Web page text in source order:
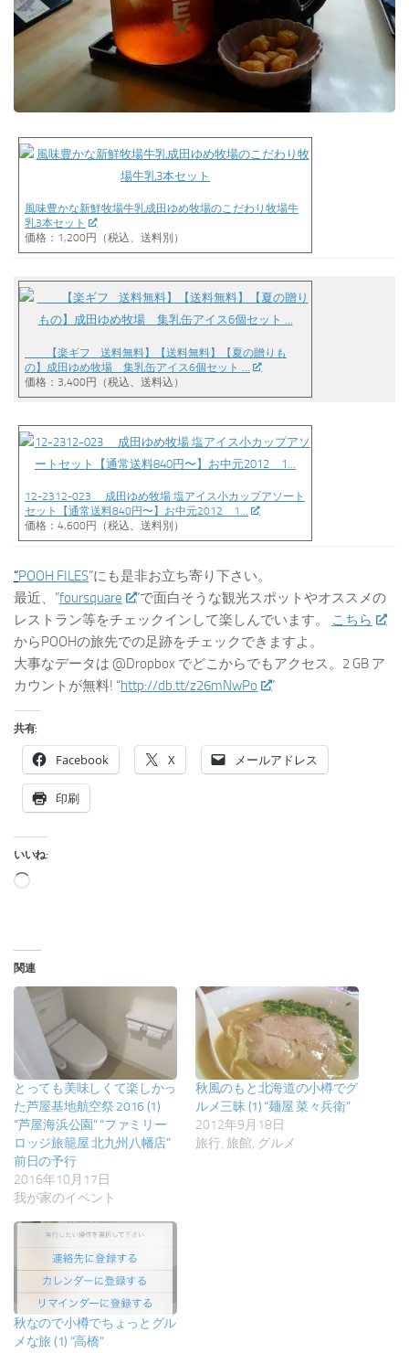
風味豊かな新鮮牧場牛乳成田ゆめ牧場のこだわり牧場牛
乳3本セット
価格：1,200円（税込、送料別）
【楽ギフ_ 送料無料】【送料無料】【夏の贈りも
の】成田ゆめ牧場 集乳缶アイス6個セット …
価格：3,400円（税込、送料込）
12-2312-023 成田ゆめ牧場 塩アイス小カップアソート
セット【通常送料840円〜】お中元2012 1…
価格：4,600円（税込、送料別）
“POOH FILES”にも是非お立ち寄り下さい。
最近、”foursquare
”で面白そうな観光スポットやオススメの
レストラン等をチェックインして楽しんでいます。
こちら
からPOOHの旅先での足跡をチェックできますよ。
大事なデータは @Dropbox でどこからでもアクセス。2 GB ア
カウントが無料! “http://db.tt/z26mNwPo ”
共有:
Facebook X メールアドレス
印刷
いいね:
読
み
中…
関連
とっても美味しくて楽しかっ
た芦屋基地航空祭 2016 (1)
“芦屋海浜公園” “ファミリー
ロッジ旅籠屋 北九州八幡店”
前日の予行
2016年10月17日
我が家のイベント
秋風のもと北海道の小樽でグ
ルメ三昧 (1) “麺屋 菜々兵衛”
2012年9月18日
旅行, 旅館, グルメ
秋なので小樽でちょっとグル
メな旅 (1) “高橋”